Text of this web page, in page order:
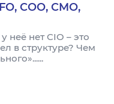
COO, CMO,
неё нет CIO – это
в структуре? Чем